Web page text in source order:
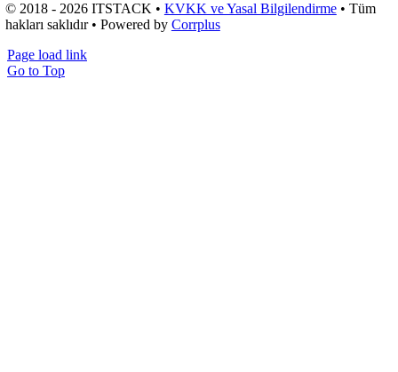
© 2018 - 2026 ITSTACK • KVKK ve Yasal Bilgilendirme• Tüm
hakları saklıdır • Powered by Corrplus
Page load link
Go to Top